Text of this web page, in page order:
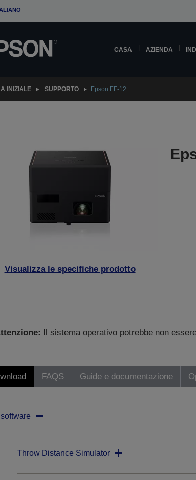
CASA AZIENDA
INIZIALE SUPPORTO Epson EF-12
Visualizza le specifiche prodotto
Il sistema operativo potrebbe non
FAQS Guide e documentazione
Throw Distance Simulator